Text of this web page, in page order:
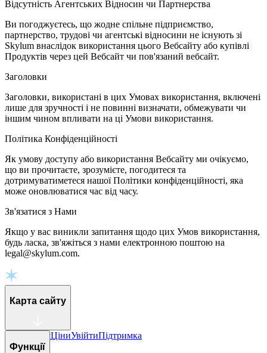
Відсутність Агентських Відносин чи Партнерства
Ви погоджуєтесь, що жодне спільне підприємство,
партнерство, трудові чи агентські відносини не існують зі
Skylum внаслідок використання цього Вебсайту або купівлі
Продуктів через цей Вебсайт чи пов'язаний вебсайт.
Заголовки
Заголовки, використані в цих Умовах використання, включені
лише для зручності і не повинні визначати, обмежувати чи
іншим чином впливати на ці Умови використання.
Політика Конфіденційності
Як умову доступу або використання Вебсайту ми очікуємо,
що ви прочитаєте, зрозумієте, погодитеся та
дотримуватиметеся нашої Політики конфіденційності, яка
може оновлюватися час від часу.
Зв'язатися з Нами
Якщо у вас виникли запитання щодо цих Умов використання,
будь ласка, зв'яжіться з нами електронною поштою на
legal@skylum.com.
Карта сайту
ОновленняЦіниУвійтиПідтримка
Функції